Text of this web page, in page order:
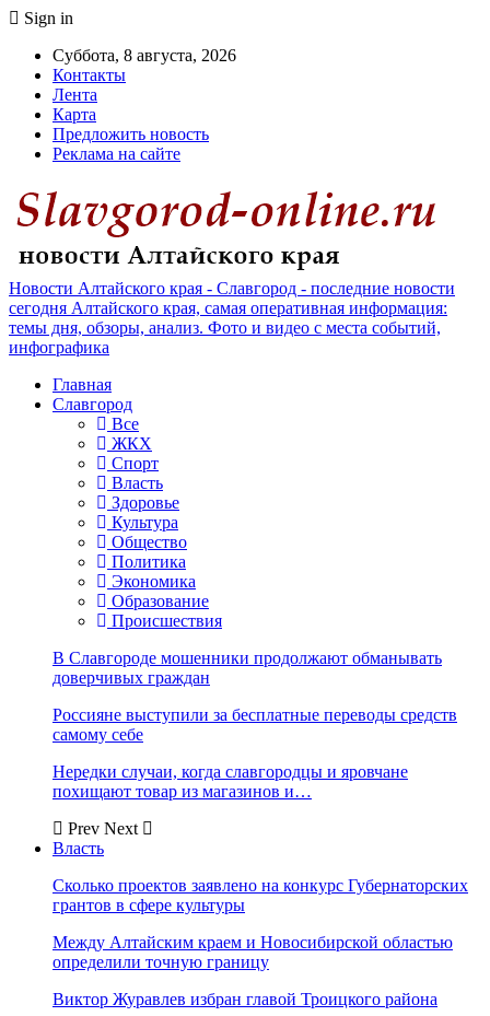
Sign in
Суббота, 8 августа, 2026
Контакты
Лента
Карта
Предложить новость
Реклама на сайте
Новости Алтайского края - Славгород - последние новости
сегодня Алтайского края, самая оперативная информация:
темы дня, обзоры, анализ. Фото и видео с места событий,
инфографика
Главная
Славгород
Все
ЖКХ
Спорт
Власть
Здоровье
Культура
Общество
Политика
Экономика
Образование
Происшествия
В Славгороде мошенники продолжают обманывать
доверчивых граждан
Россияне выступили за бесплатные переводы средств
самому себе
Нередки случаи, когда славгородцы и яровчане
похищают товар из магазинов и…
Prev Next
Власть
Сколько проектов заявлено на конкурс Губернаторских
грантов в сфере культуры
Между Алтайским краем и Новосибирской областью
определили точную границу
Виктор Журавлев избран главой Троицкого района